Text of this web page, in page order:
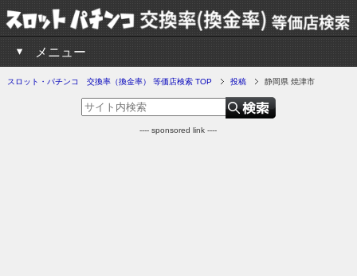
メニュー
スロット・パチンコ 交換率（換金率） 等価店検索 TOP 投稿 静岡県 焼津市
---- sponsored link ----